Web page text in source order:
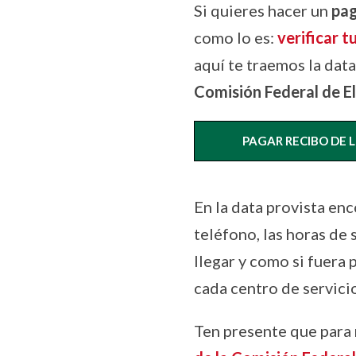
Si quieres hacer un
como lo es: verificar
aquí te traemos la
Comisión Federal de
PAGAR RECIBO DE
En la data provista
teléfono, las horas de
llegar y como si fuera
cada centro de
Ten presente que